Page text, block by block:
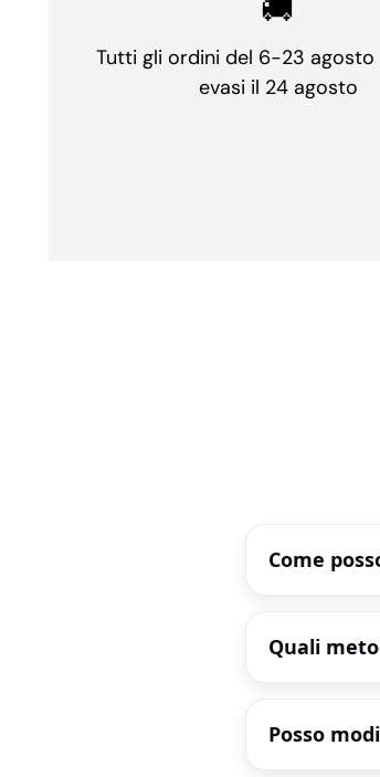
🚚
Tutti gli ordini del 6-23 agosto
evasi il 24 agosto
Come
Quali
Posso